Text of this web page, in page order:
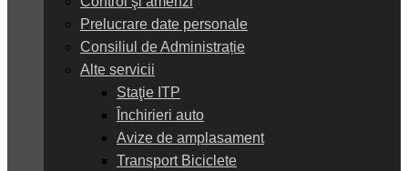
Prelucrare date personale
Consiliul de Administrație
Alte servicii
Staţie ITP
Închirieri auto
Avize de amplasament
Transport Biciclete